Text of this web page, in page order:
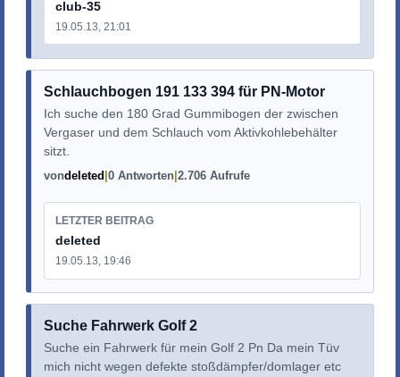
club-35
19.05.13, 21:01
Schlauchbogen 191 133 394 für PN-Motor
Ich suche den 180 Grad Gummibogen der zwischen
Vergaser und dem Schlauch vom Aktivkohlebehälter
sitzt.
vondeleted 0 Antworten 2.706 Aufrufe
LETZTER BEITRAG
deleted
19.05.13, 19:46
Suche Fahrwerk Golf 2
Suche ein Fahrwerk für mein Golf 2 Pn Da mein Tüv
mich nicht wegen defekte stoßdämpfer/domlager etc